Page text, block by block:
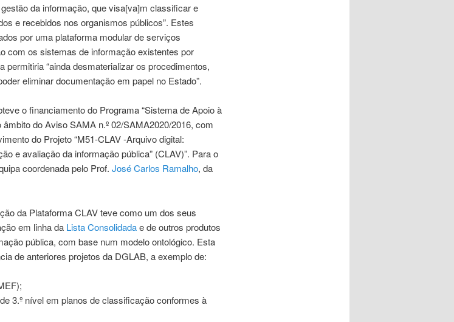
da informação, que visa[va]m classificar e
e recebidos nos organismos públicos”. Estes
por uma plataforma modular de serviços
com os sistemas de informação existentes por
permitiria “ainda desmaterializar os procedimentos,
eliminar documentação em papel no Estado”.
o financiamento do Programa “Sistema de Apoio à
do Aviso SAMA n.º 02/SAMA2020/2016, com
do Projeto “M51-CLAV -Arquivo digital:
e avaliação da informação pública” (CLAV)”. Para o
coordenada pelo Prof. José Carlos Ramalho, da
da Plataforma CLAV teve como um dos seus
em linha daLista Consolidadae de outros produtos
pública, com base num modelo ontológico. Esta
de anteriores projetos da DGLAB, a exemplo de:
3.º nível em planos de classificação conformes à